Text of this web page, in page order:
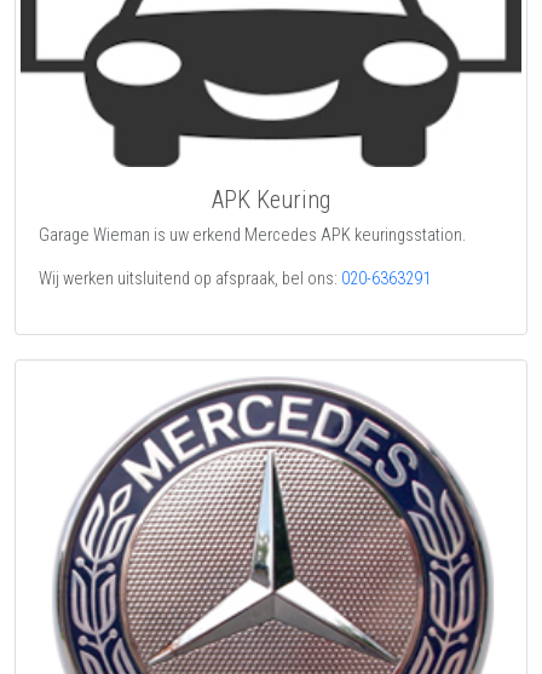
APK Keuring
Garage Wieman is uw erkend Mercedes APK keuringsstation.
Wij werken uitsluitend op afspraak, bel ons: 020-6363291